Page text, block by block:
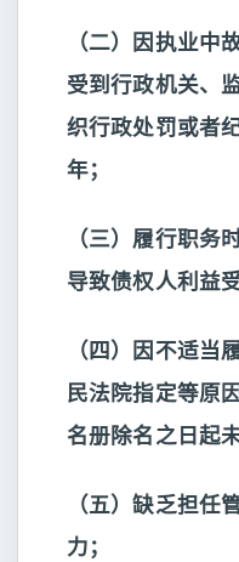
（二）因执业中
受到行政机关、
织行政处罚或者
年；
（三）履行职务
导致债权人利益
（四）因不适当
民法院指定等原
名册除名之日起
（五）缺乏担任
力；